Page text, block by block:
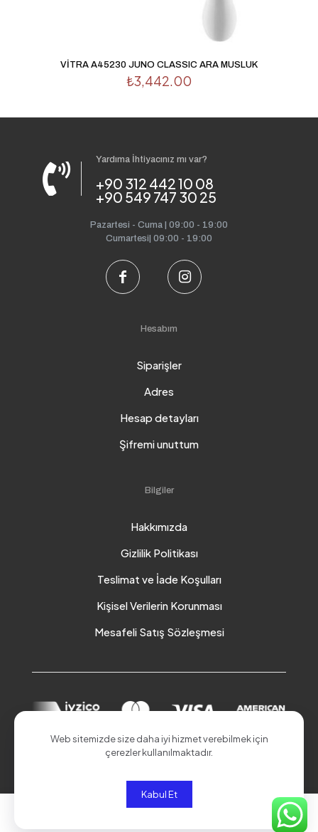
VİTRA A45230 JUNO CLASSIC ARA MUSLUK
₺3,442.00
Yardıma İhtiyacınız mı var?
+90 312 442 10 08
+90 549 747 30 25
Pazartesi - Cuma | 09:00 - 19:00
Cumartesi| 09:00 - 19:00
Hesabım
Siparişler
Adres
Hesap detayları
Şifremi unuttum
Bilgiler
Hakkımızda
Gizlilik Politikası
Teslimat ve İade Koşulları
Kişisel Verilerin Korunması
Mesafeli Satış Sözleşmesi
© 2026 Akduman Online | Tüm Hakları Saklıdır.
0
Web sitemizde size daha iyi hizmet verebilmek için
çerezler kullanılmaktadır.
Kabul Et